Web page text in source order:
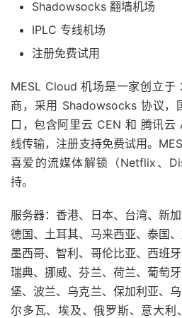
Shadowsocks 翻墙机场
IPLC 专线机场
注册免费试用
MESL Cloud 机场是一家创立
商，采用 Shadowsocks 协议，
口，包含阿里云 CEN 和 腾讯
线传输，注册支持免费试用。
喜爱的流媒体解锁（Netflix、
持。
服务器：香港、日本、台湾、新
德国、土耳其、马来西亚、泰国
墨西哥、智利、哥伦比亚、西班
瑞典、挪威、芬兰、荷兰、葡萄
堡、波兰、乌克兰、保加利亚、
尔多瓦、埃及、俄罗斯、意大利